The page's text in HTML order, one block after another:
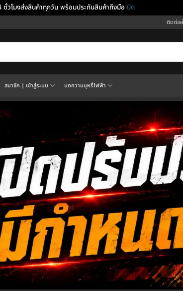
วโมงส่งสินค้าทุกวัน พร้อมประกันสินค้าถึงมือ ปิด
ติดต่อ
สมาชิก | เข้าสู่ระบบ บทความบุหรี่ไฟฟ้า